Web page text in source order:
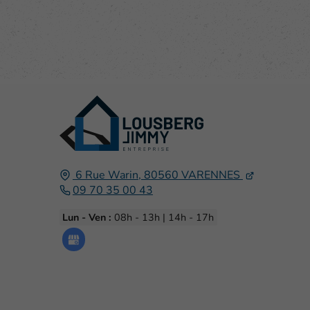
6 Rue Warin, 80560 VARENNES
09 70 35 00 43
Lun - Ven : 08h - 13h | 14h - 17h